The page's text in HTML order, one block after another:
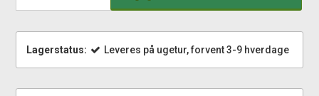
Lagerstatus: Leveres på ugetur, forvent 3-9 hverdage